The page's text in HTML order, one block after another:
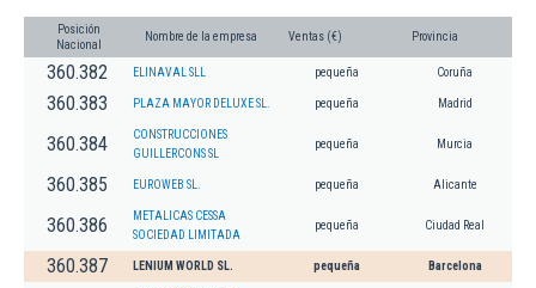
Posición
Nacional
Nombre de la empresa Ventas (€) Provincia
360.382 ELINAVAL SLL pequeña Coruña
360.383 PLAZA MAYOR DELUXE SL. pequeña Madrid
360.384
CONSTRUCCIONES
GUILLERCONS SL
pequeña Murcia
360.385 EUROWEB SL. pequeña Alicante
360.386
METALICAS CESSA
SOCIEDAD LIMITADA
pequeña Ciudad Real
360.387 LENIUM WORLD SL. pequeña Barcelona